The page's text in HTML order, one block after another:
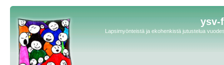
ysv-
Lapsimyönteistä ja ekohenkistä jutustelua